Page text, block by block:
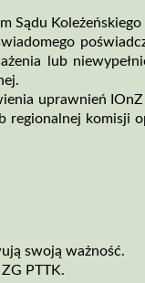
Sądu Koleżeńskiego
lub
uprawnień
regionalnej
swoją ważność.
PTTK.